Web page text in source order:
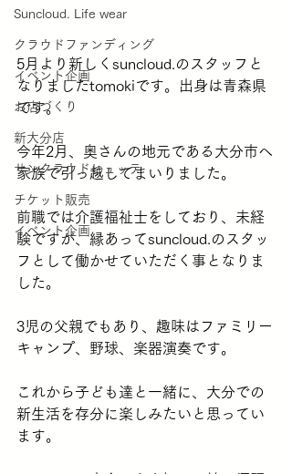
Suncloud. Life wear
クラウドファンディング
イベント企画
お店づくり
新大分店
サンクラウドヒュッテ
チケット販売
イベント企画
5月より新しくsuncloud.のスタッフと
なりましたtomokiです。出身は青森県
です。
今年2月、奥さんの地元である大分市へ
家族で引っ越してまいりました。
前職では介護福祉士をしており、未経
験ですが、縁あってsuncloud.のスタッ
フとして働かせていただく事となりま
した。
3児の父親でもあり、趣味はファミリー
キャンプ、野球、楽器演奏です。
これから子ども達と一緒に、大分での
新生活を存分に楽しみたいと思ってい
ます。